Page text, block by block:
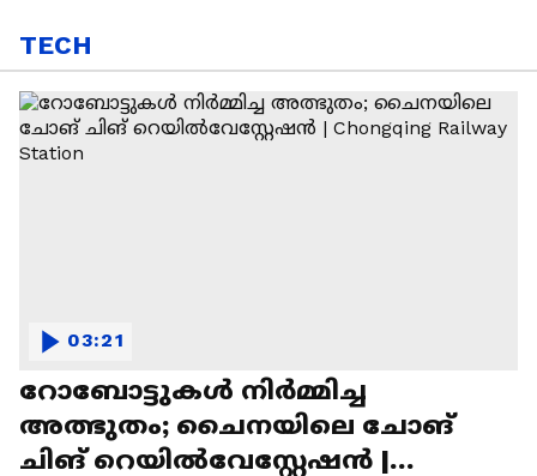
TECH
റോബോട്ടുകൾ നിർമ്മിച്ച
അത്ഭുതം; ചൈനയിലെ ചോങ്
ചിങ് റെയിൽവേസ്റ്റേഷൻ |
03:21